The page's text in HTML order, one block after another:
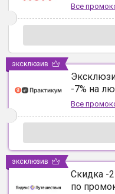
Все
-7% на
Все
эксклюзив
Скидка -
по
эксклюзив